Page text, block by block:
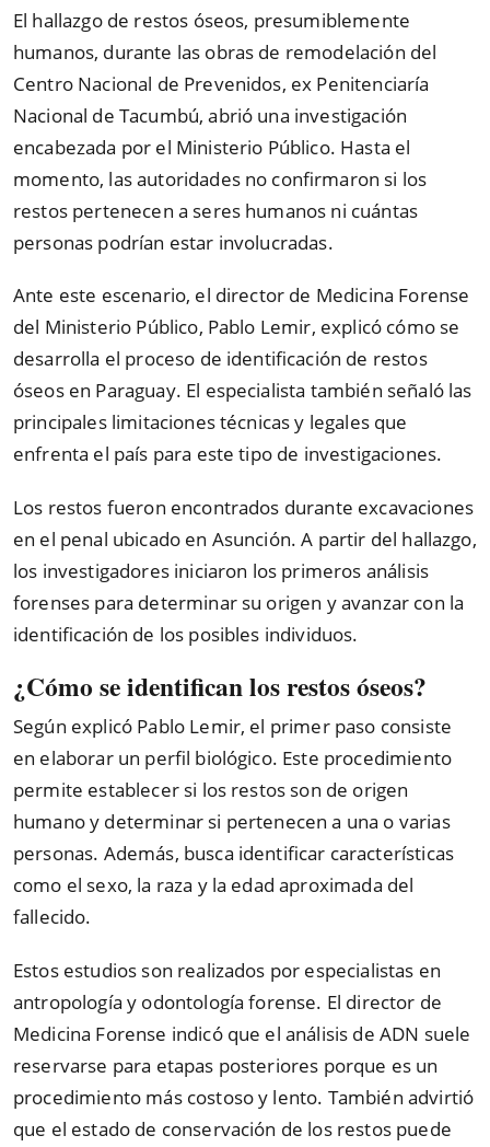
El hallazgo de restos óseos, presumiblemente
humanos, durante las obras de remodelación del
Centro Nacional de Prevenidos, ex Penitenciaría
Nacional de Tacumbú, abrió una investigación
encabezada por el Ministerio Público. Hasta el
momento, las autoridades no confirmaron si los
restos pertenecen a seres humanos ni cuántas
personas podrían estar involucradas.
Ante este escenario, el director de Medicina Forense
del Ministerio Público, Pablo Lemir, explicó cómo se
desarrolla el proceso de identificación de restos
óseos en Paraguay. El especialista también señaló las
principales limitaciones técnicas y legales que
enfrenta el país para este tipo de investigaciones.
Los restos fueron encontrados durante excavaciones
en el penal ubicado en Asunción. A partir del hallazgo,
los investigadores iniciaron los primeros análisis
forenses para determinar su origen y avanzar con la
identificación de los posibles individuos.
¿Cómo se identifican los restos óseos?
Según explicó Pablo Lemir, el primer paso consiste
en elaborar un perfil biológico. Este procedimiento
permite establecer si los restos son de origen
humano y determinar si pertenecen a una o varias
personas. Además, busca identificar características
como el sexo, la raza y la edad aproximada del
fallecido.
Estos estudios son realizados por especialistas en
antropología y odontología forense. El director de
Medicina Forense indicó que el análisis de ADN suele
reservarse para etapas posteriores porque es un
procedimiento más costoso y lento. También advirtió
que el estado de conservación de los restos puede